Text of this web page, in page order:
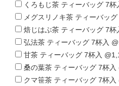
くろもじ茶 ティーバッグ 7
メグスリノキ茶 ティーバッ
焙じはぶ茶 ティーバッグ 7杯
弘法茶 ティーバッグ 7杯入
甘茶 ティーバッグ 7杯入
桑の葉茶 ティーバッグ 7杯入
クマ笹茶 ティーバッグ 7杯入